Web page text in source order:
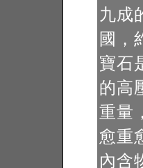
九成
國，
寶石
的高
重量
愈重
內含